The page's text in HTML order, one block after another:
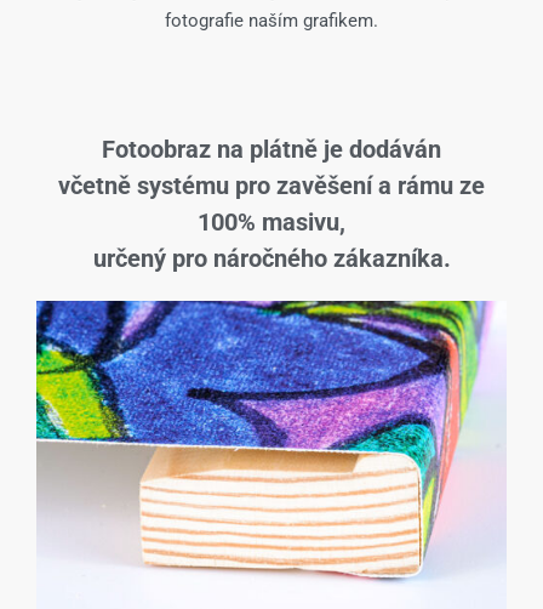
fotografie naším grafikem.
Fotoobraz na plátně je dodáván
včetně systému pro zavěšení a rámu ze
100% masivu,
určený pro náročného zákazníka.